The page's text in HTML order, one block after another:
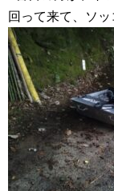
回って来て、ソッ